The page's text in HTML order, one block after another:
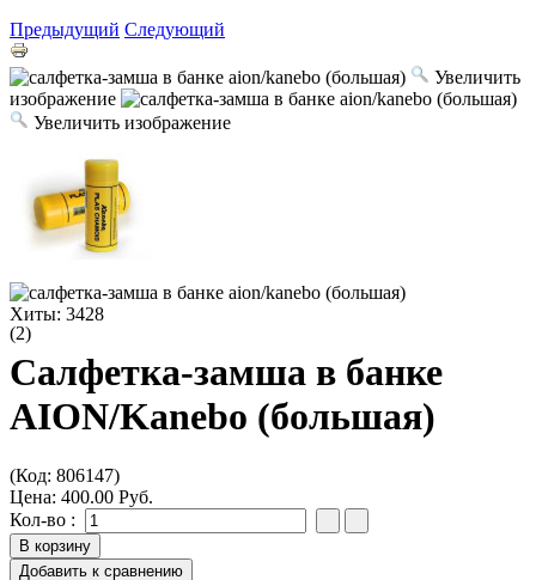
Предыдущий Следующий
Увеличить
изображение
Увеличить изображение
Хиты: 3428
(2)
Салфетка-замша в банке
AION/Kanebo (большая)
(Код: 806147)
Цена: 400.00 Руб.
Кол-во :